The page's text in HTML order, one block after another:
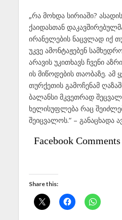
„რა მოხდა სირიაში?
ქაიდასთან
ირანელების ნაცვლად იქ
უკვე ამონტაჟებენ
არავის უკითხავს ჩვენი
ის მიწოდების თაობაზე.
თურქეთის გამოჩენამ
ბალანსი მკვეთრად
ხელისუფლება რაც
შეიცვალოს.“ – განაცხადა
Facebook
Share this: